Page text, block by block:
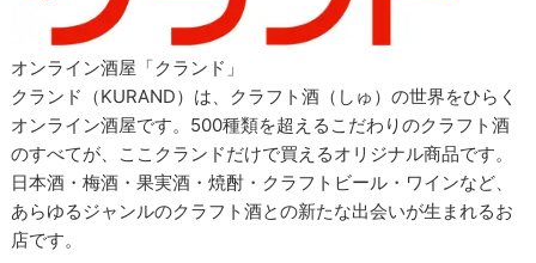
オンライン酒屋「クランド」
クランド（KURAND）は、クラフト酒（しゅ）の世界をひらく
オンライン酒屋です。500種類を超えるこだわりのクラフト酒
のすべてが、ここクランドだけで買えるオリジナル商品です。
日本酒・梅酒・果実酒・焼酎・クラフトビール・ワインなど、
あらゆるジャンルのクラフト酒との新たな出会いが生まれるお
店です。